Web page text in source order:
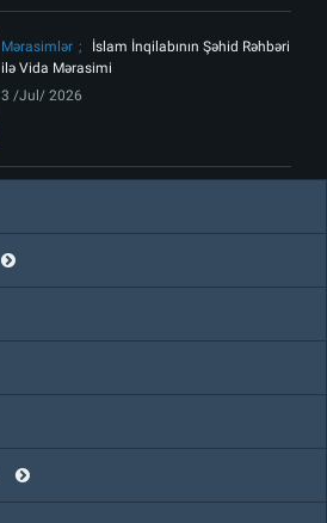
Mərasimlər
İslam İnqilabının Şəhid Rəhbəri
ilə Vida Mərasimi
3 /Jul/ 2026